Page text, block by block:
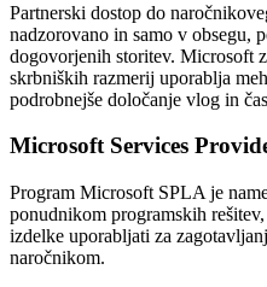
Partnerski dostop do
nadzorovano in samo v obsegu,
dogovorjenih storitev. Microsoft
skrbniških razmerij uporablja
podrobnejše določanje vlog in
Microsoft Services
Program Microsoft SPLA je
ponudnikom programskih
izdelke uporabljati za
naročnikom.